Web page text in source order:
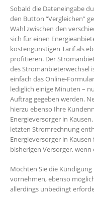
Sobald die Dateneingabe
den Button “Vergleichen”
Wahl zwischen den
sich für einen
kostengünstigen Tarif als
profitieren. Der
des Stromanbieterwechsel
einfach das Online-
lediglich einige Minuten –
Auftrag gegeben werden.
hierzu ebenso Ihre
Energieversorger in
letzten Stromrechnung
Energieversorger in
bisherigen Versorger,
Möchten Sie die
vornehmen, ebenso
allerdings unbedingt